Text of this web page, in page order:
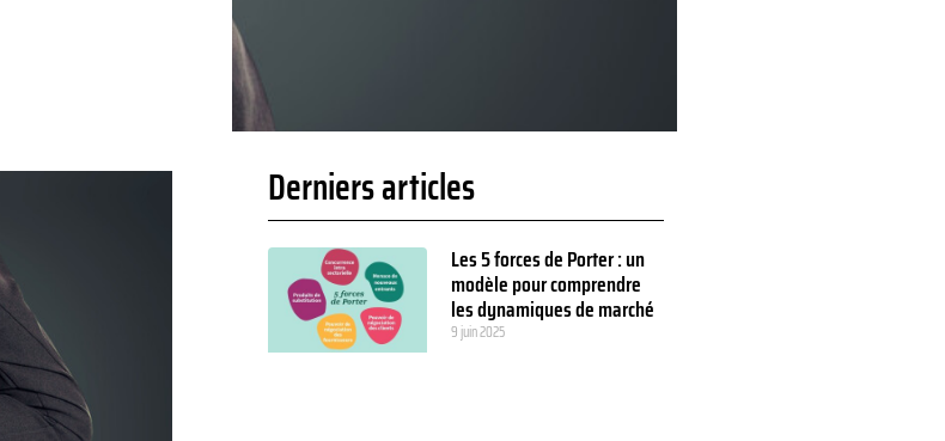
Derniers articles
Les 5 forces de Porter : un
modèle pour comprendre
les dynamiques de marché
9 juin 2025